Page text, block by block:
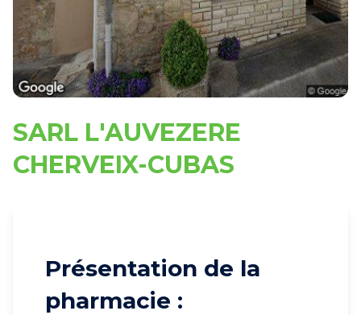
SARL L'AUVEZERE
CHERVEIX-CUBAS
Présentation de la
pharmacie :